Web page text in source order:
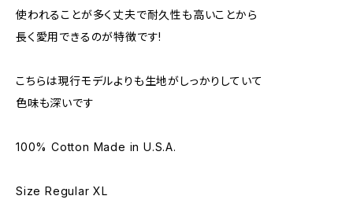
使われることが多く丈夫で耐久性も高いことから
長く愛用できるのが特徴です!
こちらは現行モデルよりも生地がしっかりしていて
色味も深いです
100% Cotton Made in U.S.A.
Size Regular XL